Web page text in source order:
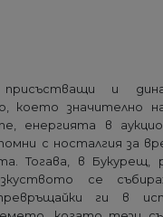
и
което значително
енергията в
с носталгия за
Тогава, в Букурещ,
се
ги в